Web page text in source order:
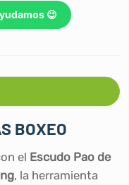
😉
BOXEO
el Escudo Pao de
, la herramienta